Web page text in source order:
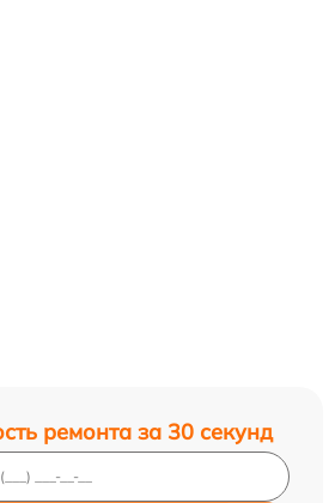
ремонта за 30 секунд